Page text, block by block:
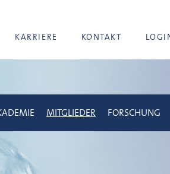
KARRIERE KONTAKT
MITGLIEDER FORSCHUNG